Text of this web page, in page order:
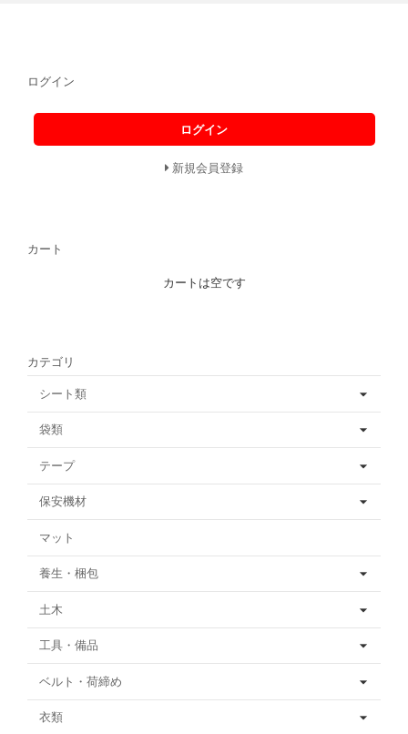
ログイン
ログイン
新規会員登録
カート
カートは空です
カテゴリ
シート類
袋類
テープ
保安機材
マット
養生・梱包
土木
工具・備品
ベルト・荷締め
衣類